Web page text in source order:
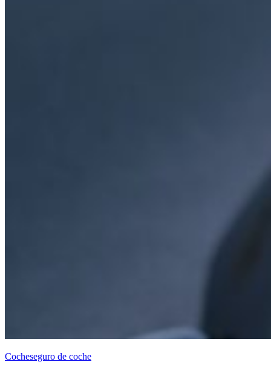
Cocheseguro de coche